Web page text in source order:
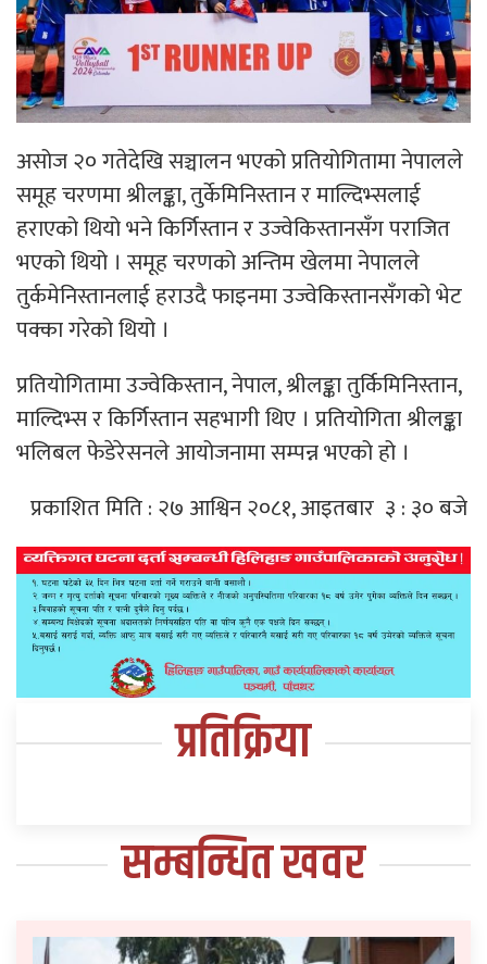
असोज २० गतेदेखि सञ्चालन भएको प्रतियोगितामा नेपालले
समूह चरणमा श्रीलङ्का, तुर्केमिनिस्तान र माल्दिभ्सलाई
हराएको थियो भने किर्गिस्तान र उज्वेकिस्तानसँग पराजित
भएको थियो । समूह चरणको अन्तिम खेलमा नेपालले
तुर्कमेनिस्तानलाई हराउदै फाइनमा उज्वेकिस्तानसँगको भेट
पक्का गरेको थियो ।
प्रतियोगितामा उज्वेकिस्तान, नेपाल, श्रीलङ्का तुर्किमिनिस्तान,
माल्दिभ्स र किर्गिस्तान सहभागी थिए । प्रतियोगिता श्रीलङ्का
भलिबल फेडेरेसनले आयोजनामा सम्पन्न भएको हो ।
प्रकाशित मिति : २७ आश्विन २०८१, आइतबार ३ : ३० बजे
प्रतिक्रिया
सम्बन्धित खवर